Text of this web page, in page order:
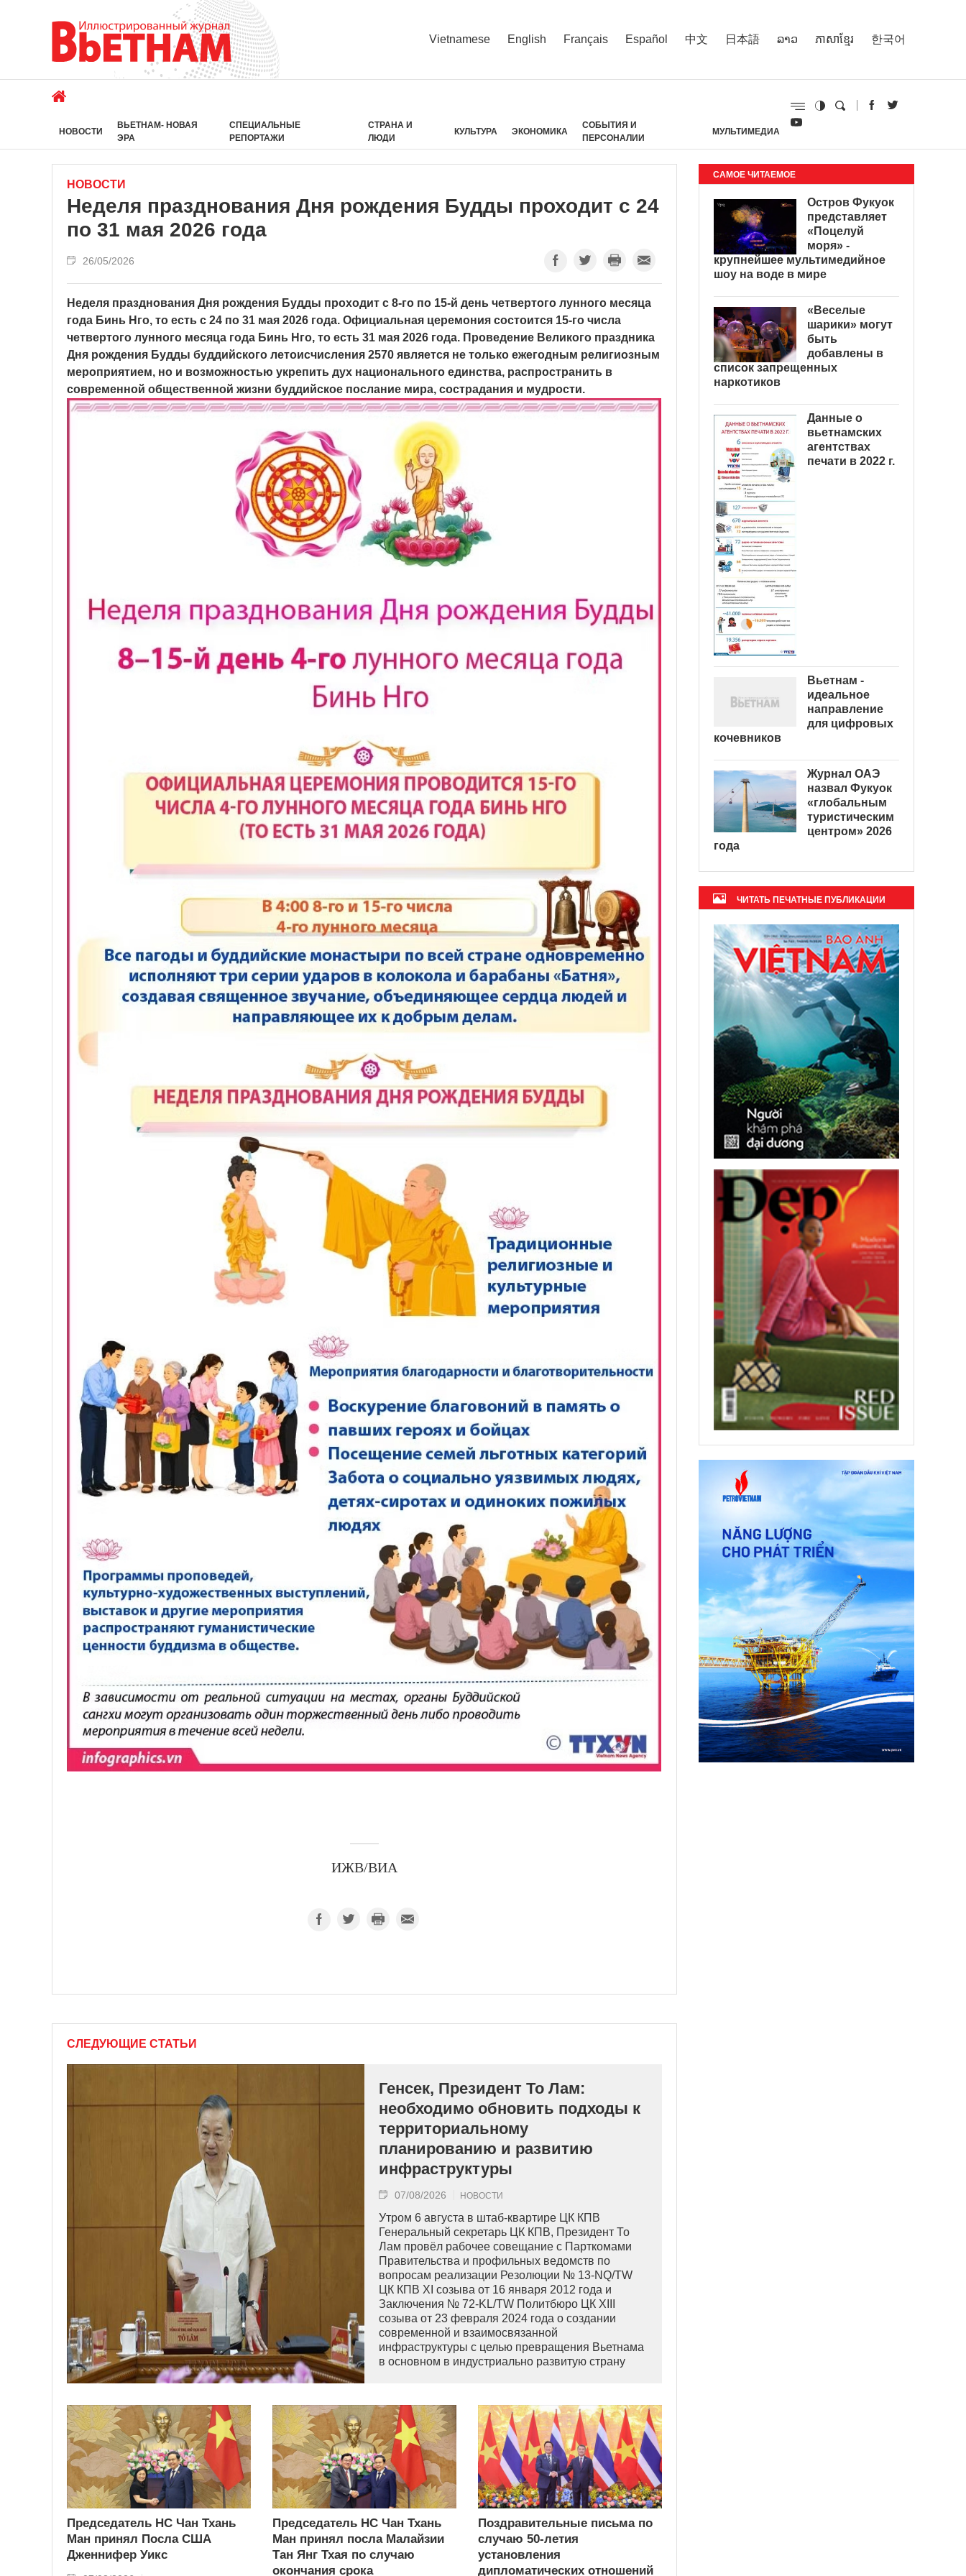
Vietnamese English Français Español 中文 日本語 ລາວ ភាសាខ្មែរ 한국어
НОВОСТИ
ВЬЕТНАМ- НОВАЯ
ЭРА
СПЕЦИАЛЬНЫЕ
РЕПОРТАЖИ
СТРАНА И
ЛЮДИ
КУЛЬТУРА ЭКОНОМИКА
СОБЫТИЯ И
ПЕРСОНАЛИИ
МУЛЬТИМЕДИА
НОВОСТИ
Неделя празднования Дня рождения Будды проходит с 24
по 31 мая 2026 года
26/05/2026
Неделя празднования Дня рождения Будды проходит с 8-го по 15-й день четвертого лунного месяца
года Бинь Нго, то есть с 24 по 31 мая 2026 года. Официальная церемония состоится 15-го числа
четвертого лунного месяца года Бинь Нго, то есть 31 мая 2026 года. Проведение Великого праздника
Дня рождения Будды буддийского летоисчисления 2570 является не только ежегодным религиозным
мероприятием, но и возможностью укрепить дух национального единства, распространить в
современной общественной жизни буддийское послание мира, сострадания и мудрости.
ИЖВ/ВИА
СЛЕДУЮЩИЕ СТАТЬИ
Генсек, Президент То Лам:
необходимо обновить подходы к
территориальному
планированию и развитию
инфраструктуры
07/08/2026 НОВОСТИ
Утром 6 августа в штаб-квартире ЦК КПВ
Генеральный секретарь ЦК КПВ, Президент То
Лам провёл рабочее совещание с Парткомами
Правительства и профильных ведомств по
вопросам реализации Резолюции № 13-NQ/TW
ЦК КПВ XI созыва от 16 января 2012 года и
Заключения № 72-KL/TW Политбюро ЦК XIII
созыва от 23 февраля 2024 года о создании
современной и взаимосвязанной
инфраструктуры с целью превращения Вьетнама
в основном в индустриально развитую страну
Председатель НС Чан Тхань
Ман принял Посла США
Дженнифер Уикс
Председатель НС Чан Тхань
Ман принял посла Малайзии
Тан Янг Тхая по случаю
окончания срока
Поздравительные письма по
случаю 50-летия
установления
дипломатических отношений
САМОЕ ЧИТАЕМОЕ
Остров Фукуок
представляет
«Поцелуй
моря» -
крупнейшее мультимедийное
шоу на воде в мире
«Веселые
шарики» могут
быть
добавлены в
список запрещенных
наркотиков
Данные о
вьетнамских
агентствах
печати в 2022 г.
Вьетнам -
идеальное
направление
для цифровых
кочевников
Журнал ОАЭ
назвал Фукуок
«глобальным
туристическим
центром» 2026
года
ЧИТАТЬ ПЕЧАТНЫЕ ПУБЛИКАЦИИ